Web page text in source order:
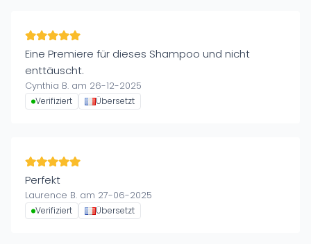
Eine Premiere für dieses Shampoo und nicht
enttäuscht.
Cynthia B. am 26-12-2025
Verifiziert Übersetzt
Perfekt
Laurence B. am 27-06-2025
Verifiziert Übersetzt